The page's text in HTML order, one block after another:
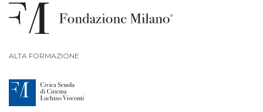
ALTA FORMAZIONE